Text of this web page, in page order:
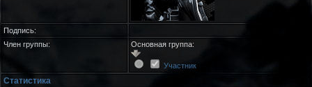
Подпись:
Член группы:
Основная группа:
Участник
Статистика